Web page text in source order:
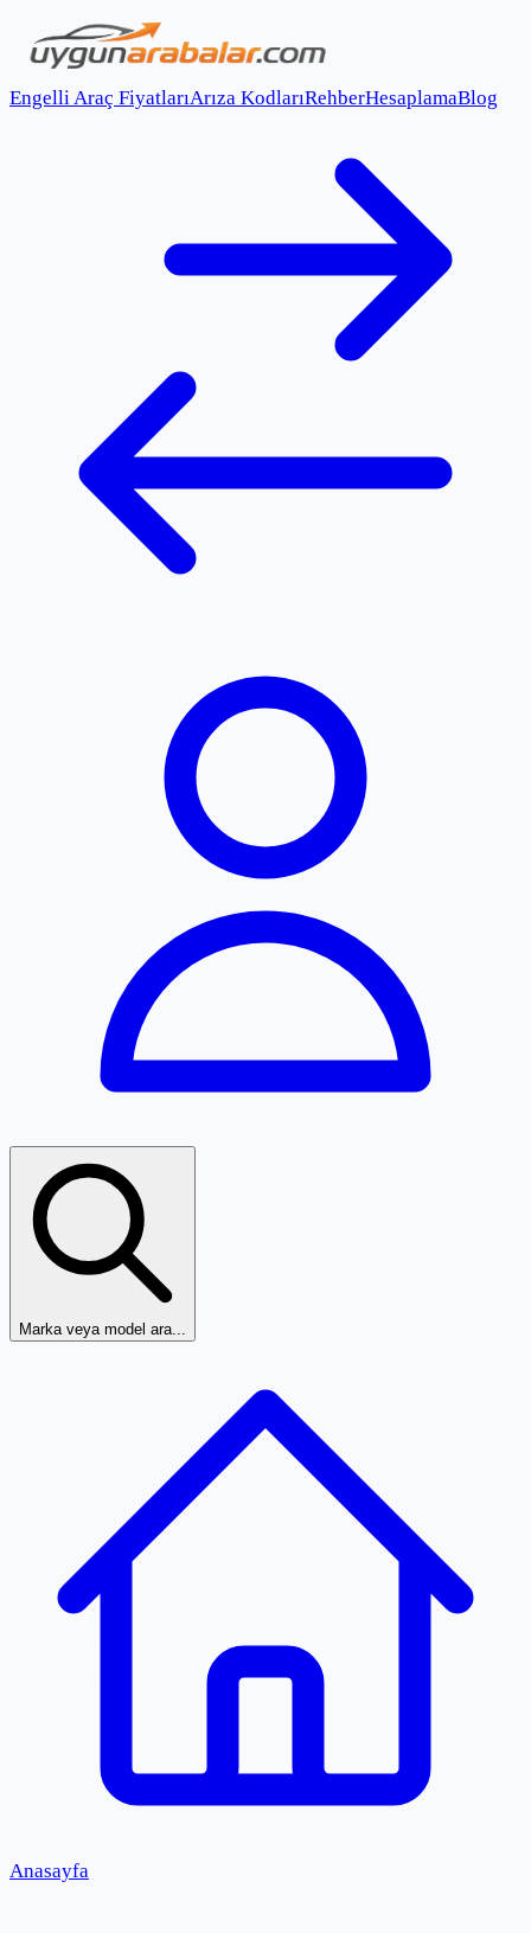
Engelli Araç FiyatlarıArıza KodlarıRehberHesaplamaBlog
Marka veya model ara...
Anasayfa